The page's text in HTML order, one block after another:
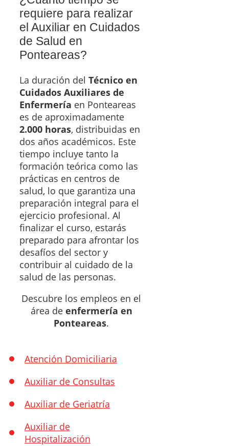
requiere para realizar
el Auxiliar en Cuidados
de Salud en
Ponteareas?
La duración del Técnico en
Cuidados Auxiliares de
Enfermería en Ponteareas
es de aproximadamente
2.000 horas, distribuidas en
dos años académicos. Este
tiempo incluye tanto la
formación teórica como las
prácticas en centros de
salud, lo que garantiza una
preparación integral para el
ejercicio profesional. Al
finalizar el curso, estarás
preparado para afrontar los
desafíos del sector y
contribuir al cuidado de la
salud de las personas.
Descubre los empleos en el
área de enfermería en
Ponteareas.
Atención Domiciliaria
Auxiliar de Consultas
Auxiliar de Geriatría
Auxiliar de
Hospitalización